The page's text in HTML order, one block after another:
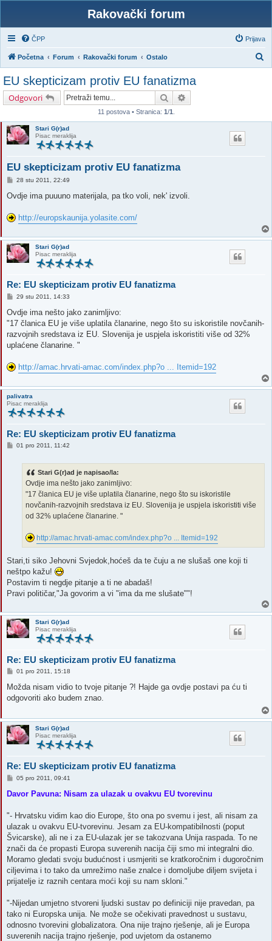
Rakovački forum
ČPP Prijava
Početna Forum Rakovački forum Ostalo
EU skepticizam protiv EU fanatizma
Odgovori Pretražnik
11 postova • Stranica: 1/1
Stari G(r)ad
Pisac meraklija
EU skepticizam protiv EU fanatizma
P
s
28 stu 2011, 22:49
Ovdje ima puuuno materijala, pa tko voli, nek' izvoli.
http://europskaunija.yolasite.com/
Stari G(r)ad
Pisac meraklija
Re: EU skepticizam protiv EU fanatizma
P
s
29 stu 2011, 14:33
Ovdje ima nešto jako zanimljivo:
"17 članica EU je više uplatila članarine, nego što su iskoristile novčanih-
razvojnih sredstava iz EU. Slovenija je uspjela iskoristiti više od 32%
uplaćene članarine. "
http://amac.hrvati-amac.com/index.php?o ... Itemid=192
palivatra
Pisac meraklija
Re: EU skepticizam protiv EU fanatizma
P01 pro 2011, 11:42
Stari G(r)ad je napisao/la:
Ovdje ima nešto jako zanimljivo:
"17 članica EU je više uplatila članarine, nego što su iskoristile
novčanih-razvojnih sredstava iz EU. Slovenija je uspjela iskoristiti više
od 32% uplaćene članarine. "
http://amac.hrvati-amac.com/index.php?o ... Itemid=192
Stari,ti siko Jehovni Svjedok,hoćeš da te čuju a ne slušaš one koji ti
neštpo kažu!
Postavim ti negdje pitanje a ti ne abadaš!
Pravi političar,"Ja govorim a vi "ima da me slušate""!
Stari G(r)ad
Pisac meraklija
Re: EU skepticizam protiv EU fanatizma
P
s
01 pro 2011, 15:18
Možda nisam vidio to tvoje pitanje ?! Hajde ga ovdje postavi pa ću ti
odgovoriti ako budem znao.
Stari G(r)ad
Pisac meraklija
Re: EU skepticizam protiv EU fanatizma
P
s
05 pro 2011, 09:41
Davor Pavuna: Nisam za ulazak u ovakvu EU tvorevinu
"- Hrvatsku vidim kao dio Europe, što ona po svemu i jest, ali nisam za
ulazak u ovakvu EU-tvorevinu. Jesam za EU-kompatibilnosti (poput
Švicarske), ali ne i za EU-ulazak jer se takozvana Unija raspada. To ne
znači da će propasti Europa suverenih nacija čiji smo mi integralni dio.
Moramo gledati svoju budućnost i usmjeriti se kratkoročnim i dugoročnim
ciljevima i to tako da umrežimo naše znalce i domoljube diljem svijeta i
prijatelje iz raznih centara moći koji su nam skloni."
"-Nijedan umjetno stvoreni ljudski sustav po definiciji nije pravedan, pa
tako ni Europska unija. Ne može se očekivati pravednost u sustavu,
odnosno tvorevini globalizatora. Ona nije trajno rješenje, ali je Europa
suverenih nacija trajno rješenje, pod uvjetom da ostanemo